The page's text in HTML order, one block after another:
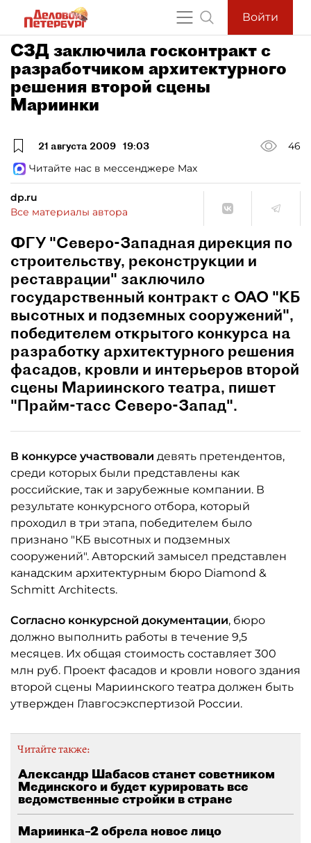
Войти
СЗД заключила госконтракт с
разработчиком архитектурного
решения второй сцены
Мариинки
21 августа 2009 19:03
46
Читайте нас в мессенджере Max
dp.ru
Все материалы автора
ФГУ "Северо-Западная дирекция по
строительству, реконструкции и
реставрации" заключило
государственный контракт с ОАО "КБ
высотных и подземных сооружений",
победителем открытого конкурса на
разработку архитектурного решения
фасадов, кровли и интерьеров второй
сцены Мариинского театра, пишет
"Прайм-тасс Северо-Запад".
В конкурсе участвовали девять претендентов,
среди которых были представлены как
российские, так и зарубежные компании. В
результате конкурсного отбора, который
проходил в три этапа, победителем было
признано "КБ высотных и подземных
сооружений". Авторский замысел представлен
канадским архитектурным бюро Diamond &
Schmitt Architects.
Согласно конкурсной документации, бюро
должно выполнить работы в течение 9,5
месяцев. Их общая стоимость составляет 300
млн руб. Проект фасадов и кровли нового здания
второй сцены Мариинского театра должен быть
утвержден Главгосэкспертизой России.
Читайте также:
Александр Шабасов станет советником
Мединского и будет курировать все
ведомственные стройки в стране
Мариинка–2 обрела новое лицо